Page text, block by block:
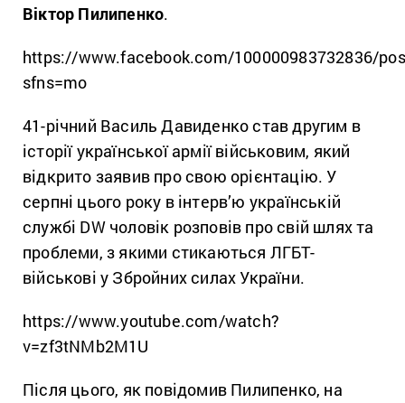
Віктор Пилипенко.
https://www.facebook.com/100000983732836/
sfns=mo
41-річний Василь Давиденко став другим в
історії української армії військовим, який
відкрито заявив про свою орієнтацію. У
серпні цього року в інтерв’ю українській
службі DW чоловік розповів про свій шлях та
проблеми, з якими стикаються ЛГБТ-
військові у Збройних силах України.
https://www.youtube.com/watch?
v=zf3tNMb2M1U
Після цього, як повідомив Пилипенко, на